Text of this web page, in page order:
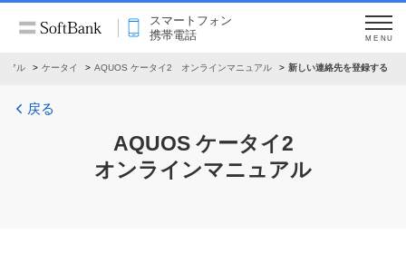
スマートフォン
携帯電話
MENU
アル ケータイ AQUOS ケータイ2 オンラインマニュアル 新しい連絡先を登録する
戻る
AQUOS ケータイ2
オンラインマニュアル